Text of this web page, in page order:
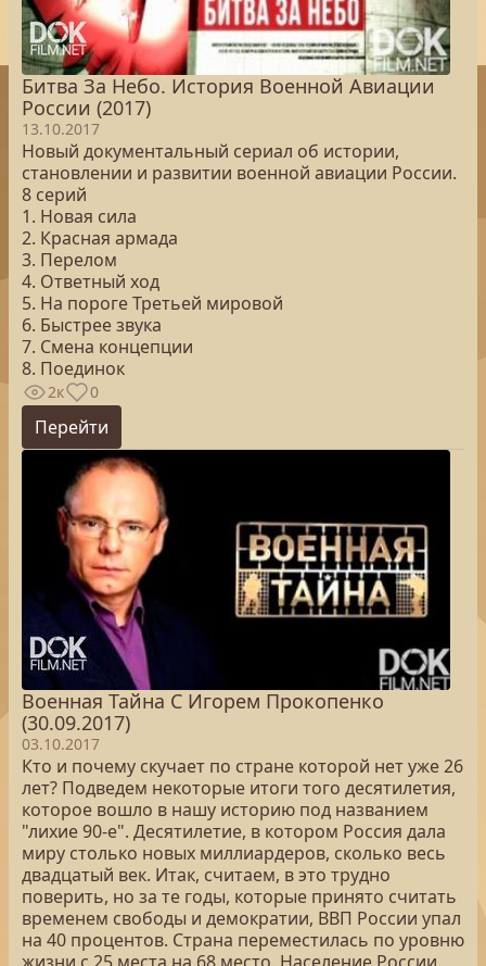
Битва За Небо. История Военной Авиации
России (2017)
13.10.2017
Новый документальный сериал об истории,
становлении и развитии военной авиации России.
8 серий
1. Новая сила
2. Красная армада
3. Перелом
4. Ответный ход
5. На пороге Третьей мировой
6. Быстрее звука
7. Смена концепции
8. Поединок
2к 0
Перейти
Военная Тайна С Игорем Прокопенко
(30.09.2017)
03.10.2017
Кто и почему скучает по стране которой нет уже 26
лет? Подведем некоторые итоги того десятилетия,
которое вошло в нашу историю под названием
"лихие 90-е". Десятилетие, в котором Россия дала
миру столько новых миллиардеров, сколько весь
двадцатый век. Итак, считаем, в это трудно
поверить, но за те годы, которые принято считать
временем свободы и демократии, ВВП России упал
на 40 процентов. Страна переместилась по уровню